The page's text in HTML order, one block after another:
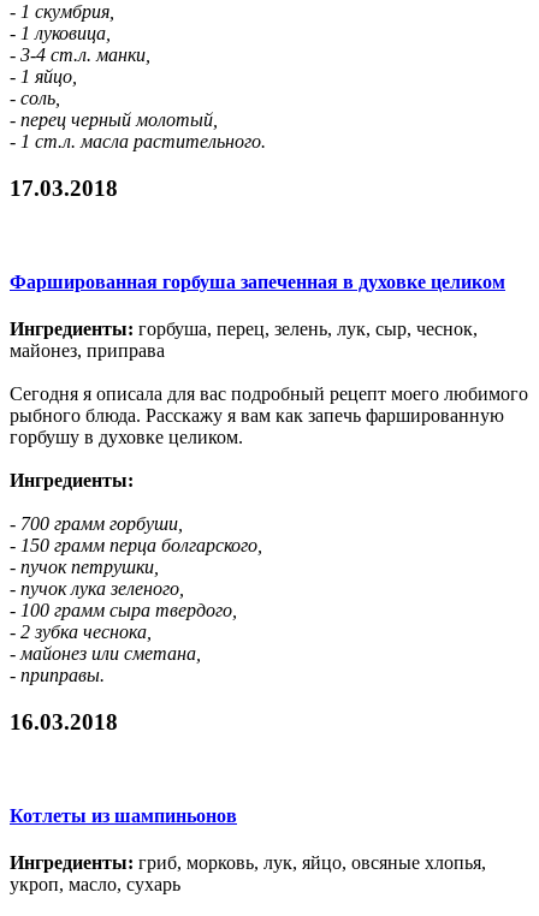
- 1 скумбрия,
- 1 луковица,
- 3-4 ст.л. манки,
- 1 яйцо,
- соль,
- перец черный молотый,
- 1 ст.л. масла растительного.
17.03.2018
Фаршированная горбуша запеченная в духовке целиком
Ингредиенты: горбуша, перец, зелень, лук, сыр, чеснок,
майонез, приправа
Сегодня я описала для вас подробный рецепт моего любимого
рыбного блюда. Расскажу я вам как запечь фаршированную
горбушу в духовке целиком.
Ингредиенты:
- 700 грамм горбуши,
- 150 грамм перца болгарского,
- пучок петрушки,
- пучок лука зеленого,
- 100 грамм сыра твердого,
- 2 зубка чеснока,
- майонез или сметана,
- приправы.
16.03.2018
Котлеты из шампиньонов
Ингредиенты: гриб, морковь, лук, яйцо, овсяные хлопья,
укроп, масло, сухарь